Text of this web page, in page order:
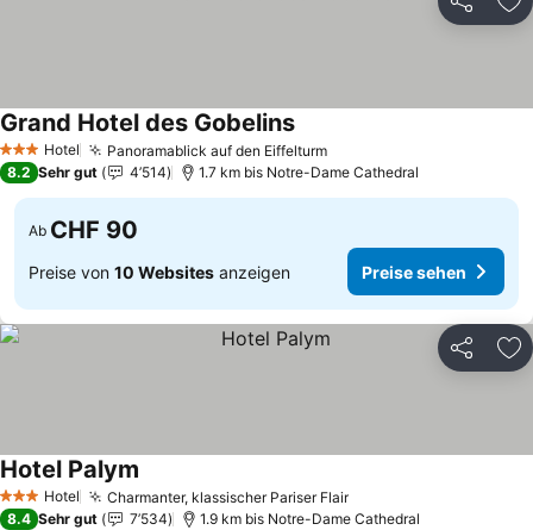
Teilen
3 SterneHotel Panoramablick auf den EiffelturmPreise sehen
Grand Hotel des GobelinsPreise sehen
8.2 Sehr gut 4’514 1.7 km bis Notre-Dame Cathedral
Ab CHF 90
Preise von 10 Websites anzeigen Preise sehen
Teilen
3 SterneHotel Charmanter, klassischer Pariser FlairPreise sehen
Hotel Palym
8.4 Sehr gut 7’534 1.9 km bis Notre-Dame Cathedral